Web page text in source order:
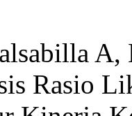
A,
Rasio